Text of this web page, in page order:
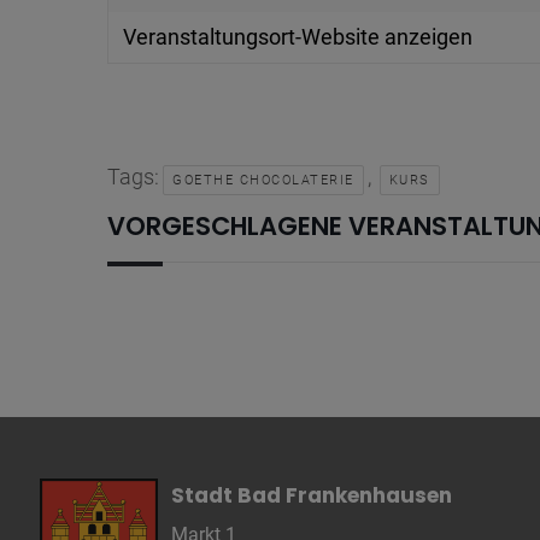
Veranstaltungsort-Website anzeigen
Tags: GOETHE CHOCOLATERIE , KURS
VORGESCHLAGENE
Stadt Bad Frankenhausen
Markt 1
Cookie
Cookie